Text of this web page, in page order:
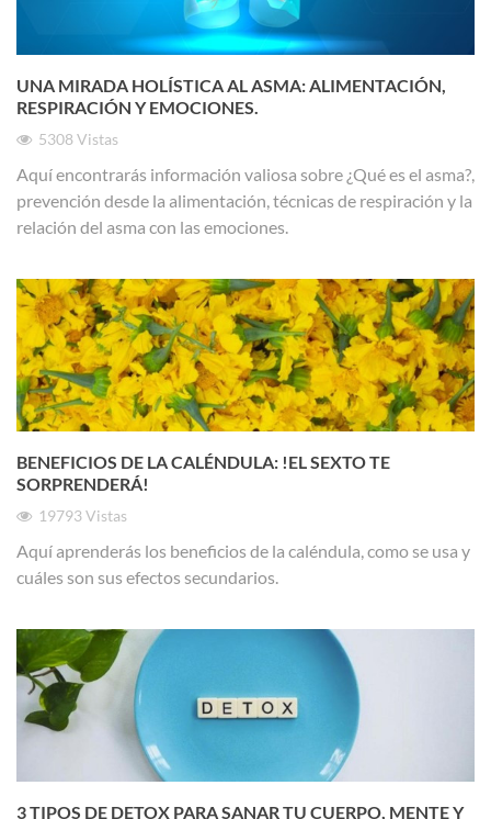
UNA MIRADA HOLÍSTICA AL ASMA: ALIMENTACIÓN,
RESPIRACIÓN Y EMOCIONES.
5308 Vistas
Aquí encontrarás información valiosa sobre ¿Qué es el asma?,
prevención desde la alimentación, técnicas de respiración y la
relación del asma con las emociones.
BENEFICIOS DE LA CALÉNDULA: !EL SEXTO TE
SORPRENDERÁ!
19793Vistas
Aquí aprenderás los beneficios de la caléndula, como se usa y
cuáles son sus efectos secundarios.
3 TIPOS DE DETOX PARA SANAR TU CUERPO, MENTE Y